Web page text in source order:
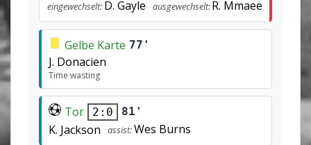
eingewechselt: D. Gayle ausgewechselt:R. Mmaee
Gelbe Karte 77'
J. Donacien
Time wasting
Tor 2:0 81'
K. Jackson assist:Wes Burns